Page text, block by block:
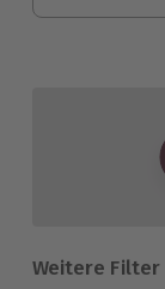
Weitere Filter